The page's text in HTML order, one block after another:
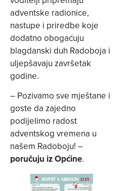
adventske radionice,
nastupe i priredbe koje
dodatno obogaćuju
blagdanski duh Radoboja i
uljepšavaju završetak
godine.
– Pozivamo sve mještane i
goste da zajedno
podijelimo radost
adventskog vremena u
našem Radoboju! –
poručuju iz Općine.